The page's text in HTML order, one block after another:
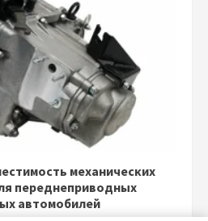
механических
переднеприводных
автомобилей